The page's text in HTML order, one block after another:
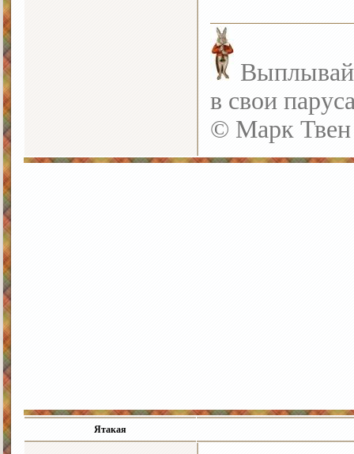
в свои
© Марк Твен
Ятакая